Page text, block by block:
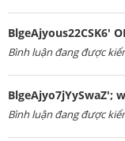
BlgeAjyous22CSK6'
Bình luận đang được
BlgeAjyo7jYySwaZ';
Bình luận đang được